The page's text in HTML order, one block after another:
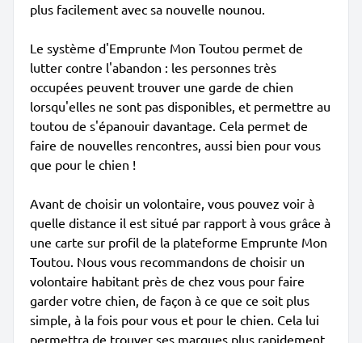
plus facilement avec sa nouvelle nounou.
Le système d'Emprunte Mon Toutou permet de
lutter contre l'abandon : les personnes très
occupées peuvent trouver une garde de chien
lorsqu'elles ne sont pas disponibles, et permettre au
toutou de s'épanouir davantage. Cela permet de
faire de nouvelles rencontres, aussi bien pour vous
que pour le chien !
Avant de choisir un volontaire, vous pouvez voir à
quelle distance il est situé par rapport à vous grâce à
une carte sur profil de la plateforme Emprunte Mon
Toutou. Nous vous recommandons de choisir un
volontaire habitant près de chez vous pour faire
garder votre chien, de façon à ce que ce soit plus
simple, à la fois pour vous et pour le chien. Cela lui
permettra de trouver ses marques plus rapidement